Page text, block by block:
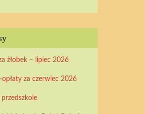
żłobek – lipiec 2026
opłaty za czerwiec 2026